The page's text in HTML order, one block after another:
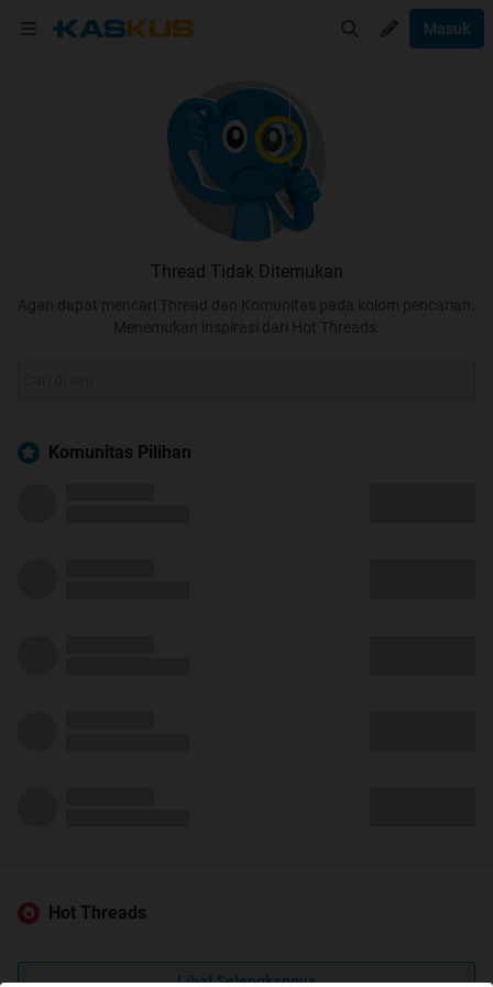
Masuk
Thread Tidak Ditemukan
Agan dapat mencari Thread dan Komunitas pada kolom pencarian.
Menemukan inspirasi dari Hot Threads.
Komunitas Pilihan
Hot Threads
Lihat Selengkapnya